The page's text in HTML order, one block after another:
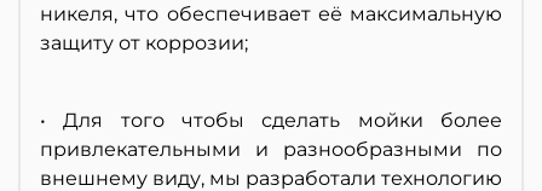
никеля, что обеспечивает её максимальную
защиту от коррозии;
• Для того чтобы сделать мойки более
привлекательными и разнообразными по
внешнему виду, мы разработали технологию